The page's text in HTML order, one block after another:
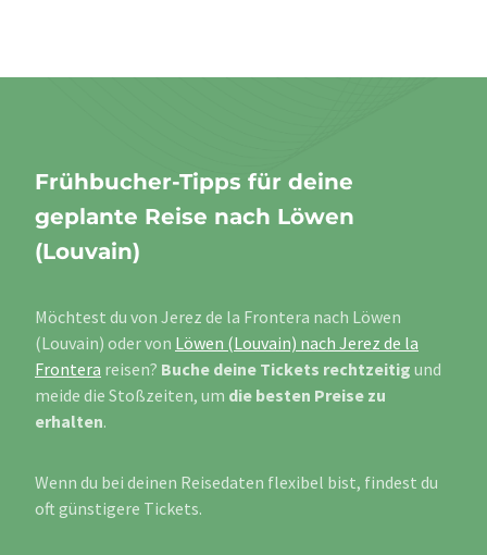
Frühbucher-Tipps für deine
geplante Reise nach Löwen
(Louvain)
Möchtest du von Jerez de la Frontera nach Löwen
(Louvain) oder von Löwen (Louvain) nach Jerez de la
Frontera reisen? Buche deine Tickets rechtzeitig und
meide die Stoßzeiten, um die besten Preise zu
erhalten.
Wenn du bei deinen Reisedaten flexibel bist, findest du
oft günstigere Tickets.